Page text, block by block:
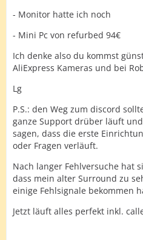
- Monitor hatte ich noch
- Mini Pc von refurbed 94€
Ich denke also du kommst
AliExpress Kameras und bei
Lg
P.S.: den Weg zum discord
ganze Support drüber läuft
sagen, dass die erste
oder Fragen verläuft.
Nach langer Fehlversuche hat
dass mein alter Surround zu
einige Fehlsignale bekommen
Jetzt läuft alles perfekt inkl.